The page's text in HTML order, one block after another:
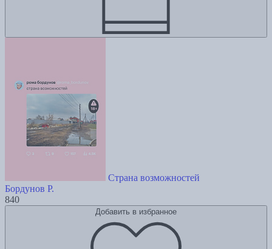
Страна возможностей
Бордунов Р.
840
Добавить в избранное